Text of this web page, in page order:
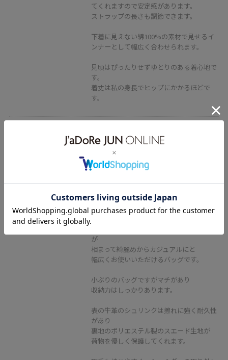
てくれますので安定感があります。
ストラップの長さも調節できます。
下着に見えない綿100%の素材で見せるイ
ンナーとして幅広く合わせられます。
見頃はぴったりせずゆとりのある着心地で
す。
着丈は私の身長でヒップにかかるほどで
す。
40%OFF
ROPÉ
2WAYキューブボックスレザーハン
ドバッグ
キャメル / F
¥19,800
レビュー
身長152cm Fサイズ
が
相まって綺麗めからカジュアルにと
幅広くお使いいただけるバッグです。
小ぶりのバッグですがマチがあり
収納力はしっかりあります。
表の牛革のシュリンクは擦れに強く耐久性
があり
裏地のポリエステル製のスエード生地が
荷物を優しく保護してくれます。